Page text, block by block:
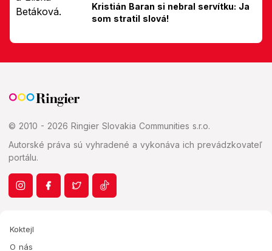
Kristián Baran si nebral servítku: Ja
som stratil slová!
© 2010 - 2026 Ringier Slovakia Communities s.r.o.
Autorské práva sú vyhradené a vykonáva ich prevádzkovateľ
portálu.
Koktejl
O nás